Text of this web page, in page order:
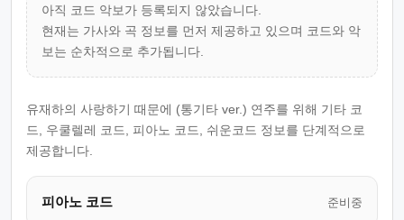
아직 코드 악보가 등록되지 않았습니다.
현재는 가사와 곡 정보를 먼저 제공하고 있으며 코드와 악
보는 순차적으로 추가됩니다.
유재하의 사랑하기 때문에 (통기타 ver.) 연주를 위해 기타 코
드, 우쿨렐레 코드, 피아노 코드, 쉬운코드 정보를 단계적으로
제공합니다.
피아노 코드 준비중